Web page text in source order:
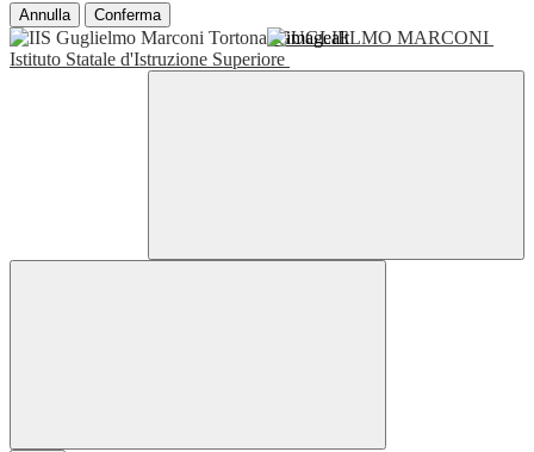
Annulla Conferma
GUGLIELMO MARCONI
Istituto Statale d'Istruzione Superiore